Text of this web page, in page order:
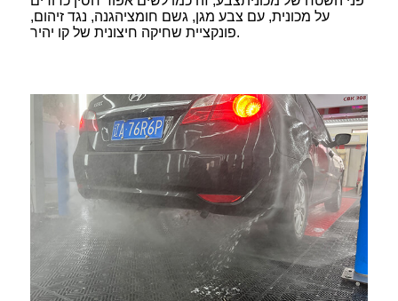
על מכונית, עם צבע מגן, גשם חומציהגנה, נגד זיהום,
פונקציית שחיקה חיצונית של קו יהיר.